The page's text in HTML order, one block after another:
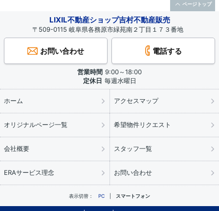
LIXIL不動産ショップ吉村不動産販売
〒509-0115 岐阜県各務原市緑苑南２丁目１７３番地
お問い合わせ 電話する
営業時間 9:00～18:00
定休日 毎週水曜日
ホーム アクセスマップ
オリジナルページ一覧 希望物件リクエスト
会社概要 スタッフ一覧
ERAサービス理念 お問い合わせ
表示切替： PC スマートフォン
ページトップ